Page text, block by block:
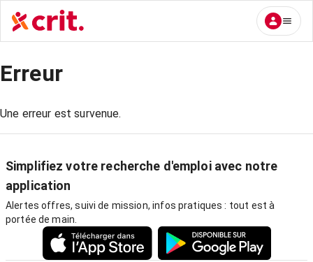
Erreur
Une erreur est survenue.
Simplifiez votre recherche d'emploi avec notre
application
Alertes offres, suivi de mission, infos pratiques : tout est à
portée de main.